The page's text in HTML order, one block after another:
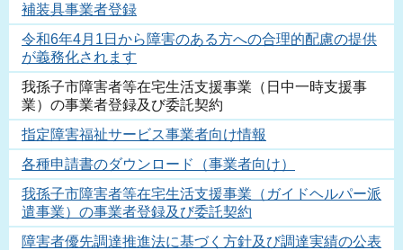
補装具事業者登録
令和6年4月1日から障害のある方への合理的配慮の提供
が義務化されます
我孫子市障害者等在宅生活支援事業（日中一時支援事
業）の事業者登録及び委託契約
指定障害福祉サービス事業者向け情報
各種申請書のダウンロード（事業者向け）
我孫子市障害者等在宅生活支援事業（ガイドヘルパー派
遣事業）の事業者登録及び委託契約
障害者優先調達推進法に基づく方針及び調達実績の公表